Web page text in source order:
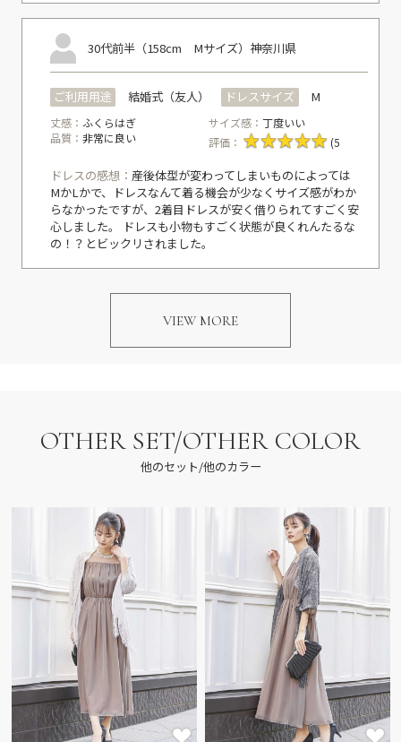
30代前半（158cm Mサイズ） 神奈川県
ご利用用途 結婚式（友人） ドレスサイズ M
丈感： ふくらはぎ サイズ感：丁度いい
品質： 非常に良い 評価： (5
ドレスの感想： 産後体型が変わってしまいものによっては
MかLかで、ドレスなんて着る機会が少なくサイズ感がわか
らなかったですが、2着目ドレスが安く借りられてすごく安
心しました。 ドレスも小物もすごく状態が良くれんたるな
の！？とビックリされました。
VIEW MORE
OTHER SET/OTHER COLOR
他のセット/他のカラー